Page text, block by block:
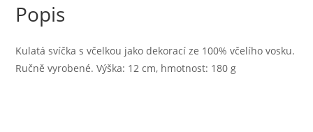
Popis
Kulatá svíčka s včelkou jako dekorací ze 100% včelího vosku.
Ručně vyrobené. Výška: 12 cm, hmotnost: 180 g